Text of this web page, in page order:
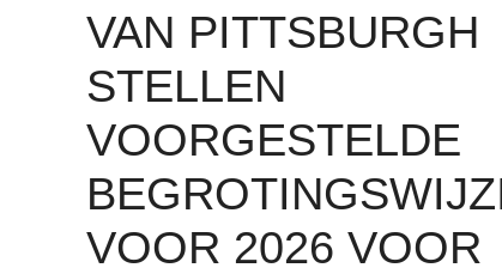
VAN PITTSBURGH
STELLEN
VOORGESTELDE
VOOR 2026 VOOR